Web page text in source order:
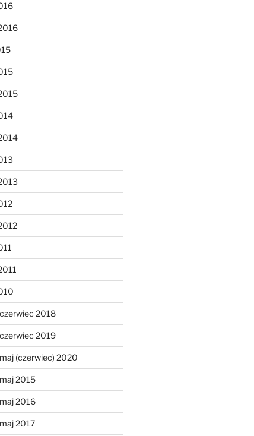
2018
2019
(czerwiec) 2020
2015
2016
2017